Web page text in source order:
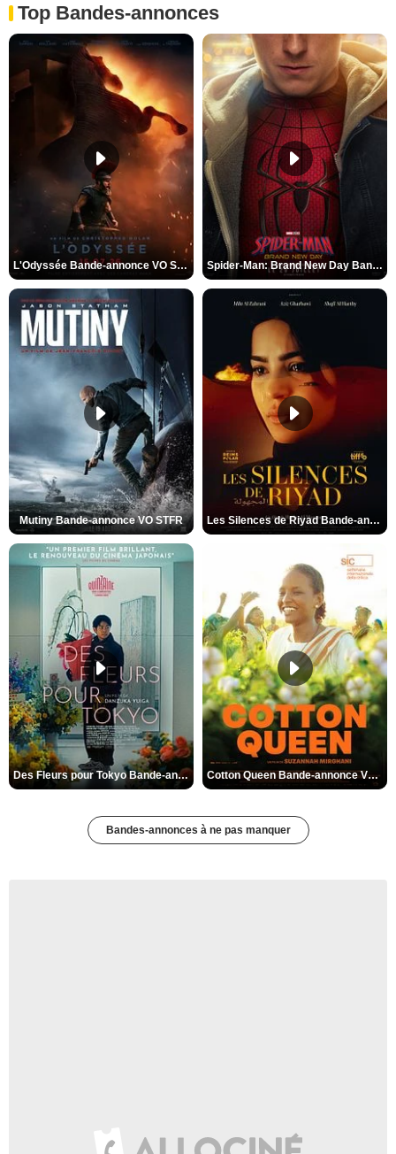
Top Bandes-annonces
L'Odyssée Bande-annonce VO STFR Spider-Man: Brand New Day Bande-annonce VO STFR
Mutiny Bande-annonce VO STFR Les Silences de Riyad Bande-annonce VO STFR
Des Fleurs pour Tokyo Bande-annonce VO STFR Cotton Queen Bande-annonce VO STFR
Bandes-annonces à ne pas manquer